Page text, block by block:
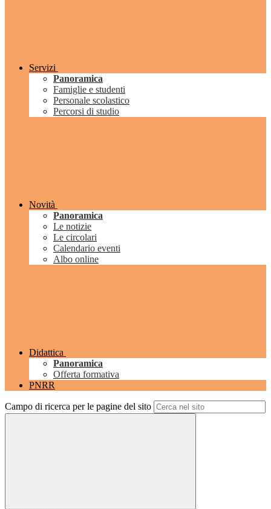
Servizi
Panoramica
Famiglie e studenti
Personale scolastico
Percorsi di studio
Novità
Panoramica
Le notizie
Le circolari
Calendario eventi
Albo online
Didattica
Panoramica
Offerta formativa
PNRR
Campo di ricerca per le pagine del sito